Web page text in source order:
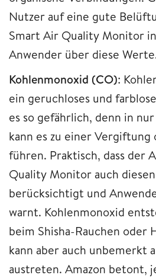
Nutzer auf eine gute
Smart Air Quality Monitor
Anwender über diese
Kohlenmonoxid (CO):
ein geruchloses und
es so gefährlich, denn in
kann es zu einer Vergiftung
führen. Praktisch, dass der
Quality Monitor auch
berücksichtigt und
warnt. Kohlenmonoxid
beim Shisha-Rauchen oder
kann aber auch unbemerkt
austreten. Amazon betont,